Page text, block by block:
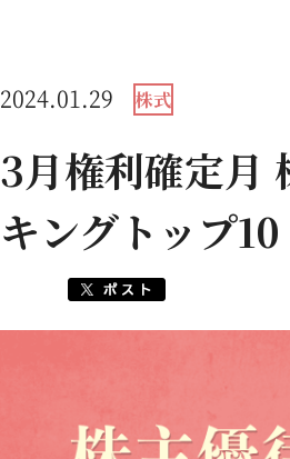
2024.01.29 株式
3月権利確定月
キングトップ